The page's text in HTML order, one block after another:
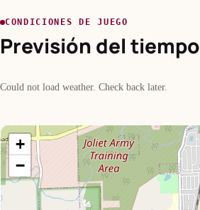
CONDICIONES DE JUEGO
Previsión del tiempo
Could not load weather. Check back later.
+
−